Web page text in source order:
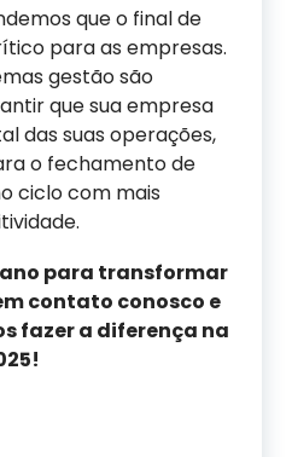
que o final de
para as empresas.
gestão são
que sua empresa
das suas operações,
o fechamento de
ciclo com mais
para transformar
contato conosco e
fazer a diferença na